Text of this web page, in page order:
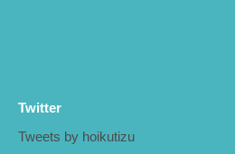
Twitter
Tweets by hoikutizu